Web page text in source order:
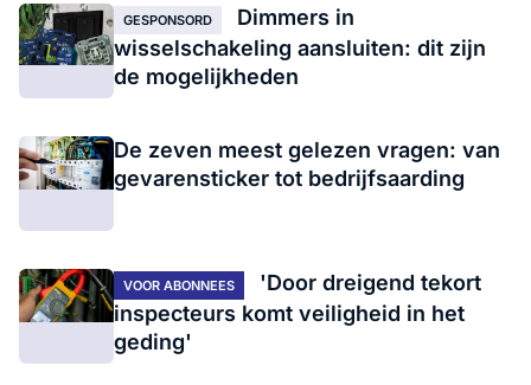
GESPONSORD
Dimmers in
wisselschakeling aansluiten: dit zijn
de mogelijkheden
De zeven meest gelezen vragen: van
gevarensticker tot bedrijfsaarding
VOOR ABONNEES
'Door dreigend tekort
inspecteurs komt veiligheid in het
geding'